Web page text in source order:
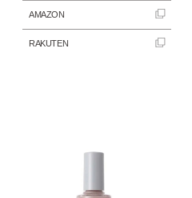
AMAZON
RAKUTEN